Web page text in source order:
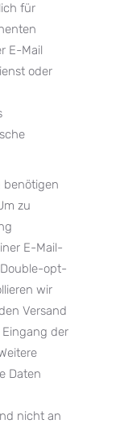
für
E-Mail
oder
benötigen
zu
E-Mail-
opt-
wir
Versand
der
Daten
nicht an